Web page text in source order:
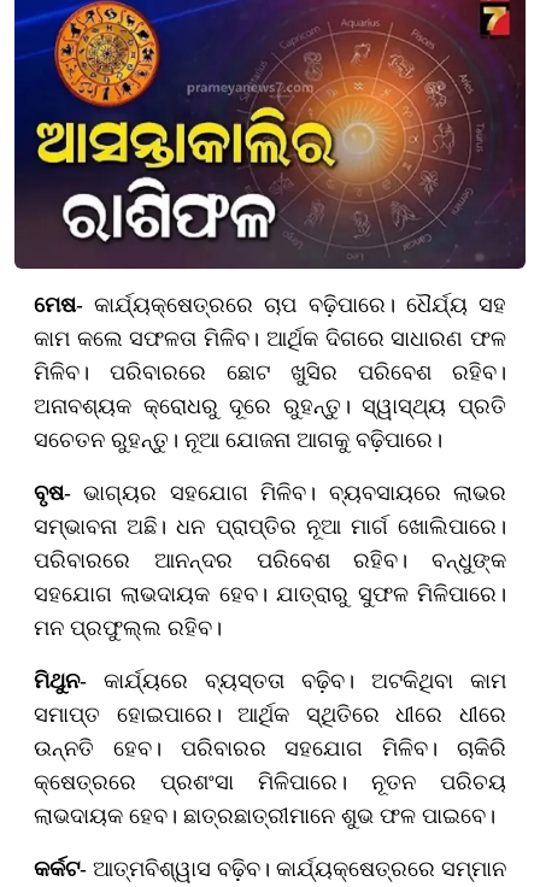
ମେଷ- କାର୍ଯ୍ୟକ୍ଷେତ୍ରରେ ଚାପ ବଢ଼ିପାରେ। ଧୈର୍ଯ୍ୟ ସହ
କାମ କଲେ ସଫଳତା ମିଳିବ। ଆର୍ଥିକ ଦିଗରେ ସାଧାରଣ ଫଳ
ମିଳିବ। ପରିବାରରେ ଛୋଟ ଖୁସିର ପରିବେଶ ରହିବ।
ଅନାବଶ୍ୟକ କ୍ରୋଧରୁ ଦୂରେ ରୁହନ୍ତୁ। ସ୍ୱାସ୍ଥ୍ୟ ପ୍ରତି
ସଚେତନ ରୁହନ୍ତୁ। ନୂଆ ଯୋଜନା ଆଗକୁ ବଢ଼ିପାରେ।
ବୃଷ- ଭାଗ୍ୟର ସହଯୋଗ ମିଳିବ। ବ୍ୟବସାୟରେ ଲାଭର
ସମ୍ଭାବନା ଅଛି। ଧନ ପ୍ରାପ୍ତିର ନୂଆ ମାର୍ଗ ଖୋଲିପାରେ।
ପରିବାରରେ ଆନନ୍ଦର ପରିବେଶ ରହିବ। ବନ୍ଧୁଙ୍କ
ସହଯୋଗ ଲାଭଦାୟକ ହେବ। ଯାତ୍ରାରୁ ସୁଫଳ ମିଳିପାରେ।
ମନ ପ୍ରଫୁଲ୍ଲ ରହିବ।
ମିଥୁନ- କାର୍ଯ୍ୟରେ ବ୍ୟସ୍ତତା ବଢ଼ିବ। ଅଟକିଥିବା କାମ
ସମାପ୍ତ ହୋଇପାରେ। ଆର୍ଥିକ ସ୍ଥିତିରେ ଧୀରେ ଧୀରେ
ଉନ୍ନତି ହେବ। ପରିବାରର ସହଯୋଗ ମିଳିବ। ଚାକିରି
କ୍ଷେତ୍ରରେ ପ୍ରଶଂସା ମିଳିପାରେ। ନୂତନ ପରିଚୟ
ଲାଭଦାୟକ ହେବ। ଛାତ୍ରଛାତ୍ରୀମାନେ ଶୁଭ ଫଳ ପାଇବେ।
କର୍କଟ- ଆତ୍ମବିଶ୍ୱାସ ବଢ଼ିବ। କାର୍ଯ୍ୟକ୍ଷେତ୍ରରେ ସମ୍ମାନ